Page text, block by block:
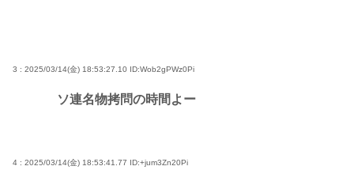
3 : 2025/03/14(金) 18:53:27.10 ID:Wob2gPWz0Pi
ソ連名物拷問の時間よー
4 : 2025/03/14(金) 18:53:41.77 ID:+jum3Zn20Pi